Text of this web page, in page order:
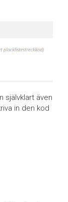
självklart även
in den kod